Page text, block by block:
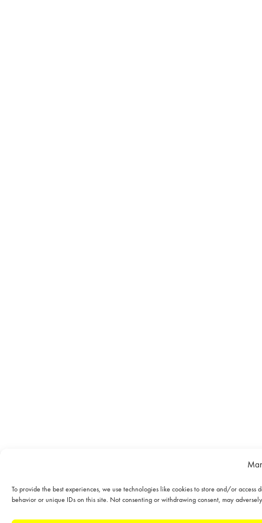
To provide the best experiences, we use technologies like cookies to store and/or
behavior or unique IDs on this site. Not consenting or withdrawing consent, may